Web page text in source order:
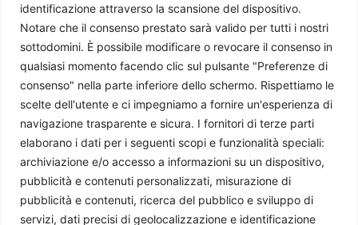
identificazione attraverso la scansione del dispositivo.
Notare che il consenso prestato sarà valido per tutti i nostri
sottodomini. È possibile modificare o revocare il consenso in
qualsiasi momento facendo clic sul pulsante "Preferenze di
consenso" nella parte inferiore dello schermo. Rispettiamo le
scelte dell'utente e ci impegniamo a fornire un'esperienza di
navigazione trasparente e sicura. I fornitori di terze parti
elaborano i dati per i seguenti scopi e funzionalità speciali:
archiviazione e/o accesso a informazioni su un dispositivo,
pubblicità e contenuti personalizzati, misurazione di
pubblicità e contenuti, ricerca del pubblico e sviluppo di
servizi, dati precisi di geolocalizzazione e identificazione